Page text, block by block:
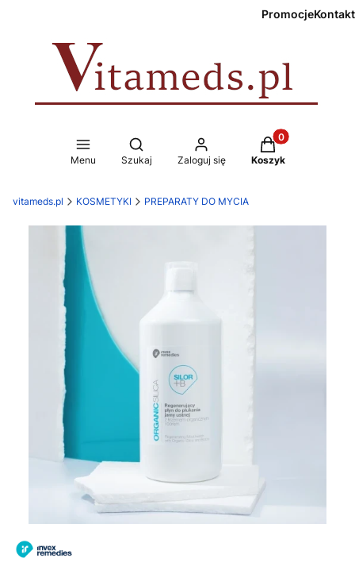
PromocjeKontakt
Menu
Otwórz wyszukiwarkę
Szukaj Zaloguj się
Produkty w
Koszyk
vitameds.pl KOSMETYKI PREPARATY DO MYCIA